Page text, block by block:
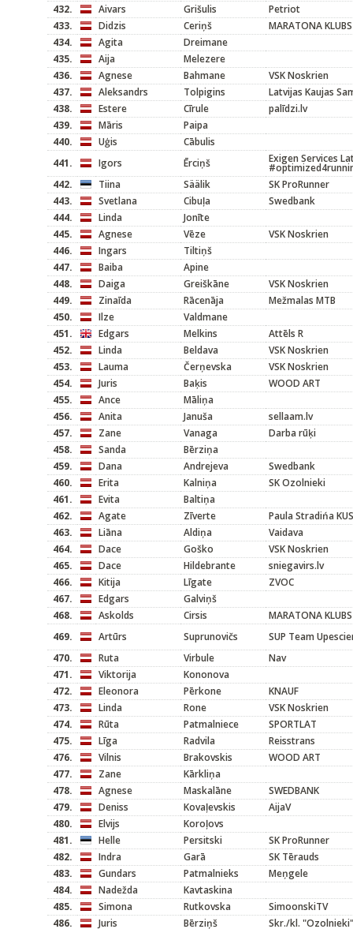
432.
Aivars Grišulis
Petriot
433.
Didzis Ceriņš
MARATONA KLUBS
434.
Agita
Dreimane
435.
Aija
Melezere
436.
Agnese Bahmane
VSK Noskrien
437.
Aleksandrs Tolpigins
Latvijas Kaujas
438.
Estere Cīrule
palīdzi.lv
439.
Māris
Paipa
440.
Uģis
Cābulis
441.
Igors Ērciņš Exigen Services
442.
Tiina Säälik
SK ProRunner
443.
Svetlana Cibuļa
Swedbank
444.
Linda
Jonīte
445.
Agnese Vēze
VSK Noskrien
446.
Ingars
Tiltiņš
447.
Baiba
Apine
448.
Daiga Greiškāne
VSK Noskrien
449.
Zinaīda Rācenāja
Mežmalas MTB
450.
Ilze
Valdmane
451.
Edgars Melkins
Attēls R
452.
Linda Beldava
VSK Noskrien
453.
Lauma Čerņevska
VSK Noskrien
454.
Juris Baķis
WOOD ART
455.
Ance
Māliņa
456.
Anita Januša
sellaam.lv
457.
Zane Vanaga
Darba rūķi
458.
Sanda
Bērziņa
459.
Dana Andrejeva
Swedbank
460.
Erita Kalniņa
SK Ozolnieki
461.
Evita
Baltiņa
462.
Agate Zīverte
Paula Stradińa KUS
463.
Liāna Aldiņa
Vaidava
464.
Dace Goško
VSK Noskrien
465.
Dace Hildebrante
sniegavirs.lv
466.
Kitija Līgate
ZVOC
467.
Edgars
Galviņš
468.
Askolds Cirsis
MARATONA KLUBS
469.
Artūrs Suprunovičs
SUP Team
470.
Ruta Virbule
Nav
471.
Viktorija
Kononova
472.
Eleonora Pērkone
KNAUF
473.
Linda Rone
VSK Noskrien
474.
Rūta Patmalniece
SPORTLAT
475.
Līga Radvila
Reisstrans
476.
Vilnis Brakovskis
WOOD ART
477.
Zane
Kārkliņa
478.
Agnese Maskalāne
SWEDBANK
479.
Deniss Kovaļevskis
AijaV
480.
Elvijs
Koroļovs
481.
Helle Persitski
SK ProRunner
482.
Indra Garā
SK Tērauds
483.
Gundars Patmalnieks
Meņgele
484.
Nadežda
Kavtaskina
485.
Simona Rutkovska
SimoonskiTV
486.
Juris Bērziņš Skr./kl. "Ozolnieki"